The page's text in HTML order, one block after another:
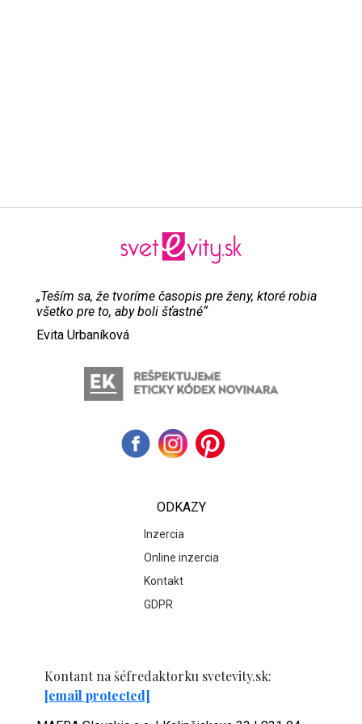
„Teším sa, že tvoríme časopis pre ženy, ktoré robia
všetko pre to, aby boli šťastné“
Evita Urbaníková
ODKAZY
Inzercia
Online inzercia
Kontakt
GDPR
Kontant na šéfredaktorku svetevity.sk:
[email protected]